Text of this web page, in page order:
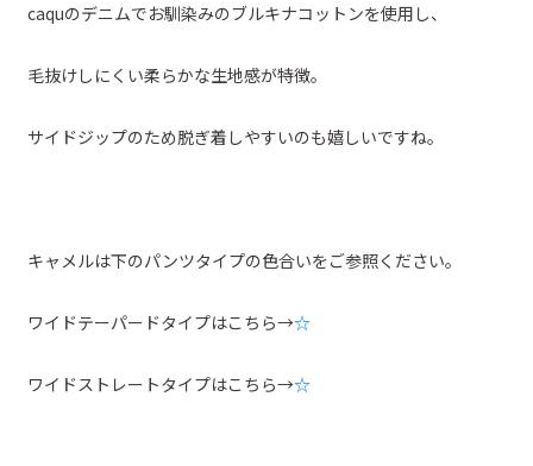
caquのデニムでお馴染みのブルキナコットンを使用し、
毛抜けしにくい柔らかな生地感が特徴。
サイドジップのため脱ぎ着しやすいのも嬉しいですね。
キャメルは下のパンツタイプの色合いをご参照ください。
ワイドテーパードタイプはこちら→☆
ワイドストレートタイプはこちら→☆